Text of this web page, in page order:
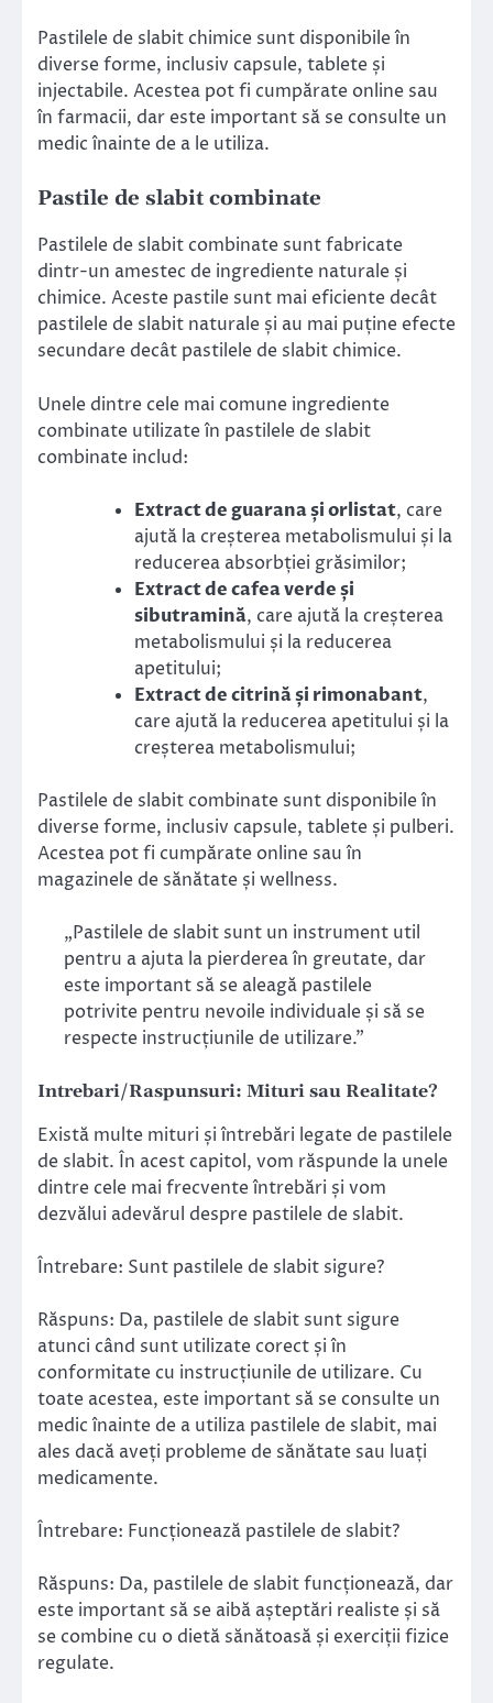
Pastilele de slabit chimice sunt disponibile în
diverse forme, inclusiv capsule, tablete și
injectabile. Acestea pot fi cumpărate online sau
în farmacii, dar este important să se consulte un
medic înainte de a le utiliza.
Pastile de slabit combinate
Pastilele de slabit combinate sunt fabricate
dintr-un amestec de ingrediente naturale și
chimice. Aceste pastile sunt mai eficiente decât
pastilele de slabit naturale și au mai puține efecte
secundare decât pastilele de slabit chimice.
Unele dintre cele mai comune ingrediente
combinate utilizate în pastilele de slabit
combinate includ:
Extract de guarana și orlistat, care
ajută la creșterea metabolismului și la
reducerea absorbției grăsimilor;
Extract de cafea verde și
sibutramină, care ajută la creșterea
metabolismului și la reducerea
apetitului;
Extract de citrină și rimonabant,
care ajută la reducerea apetitului și la
creșterea metabolismului;
Pastilele de slabit combinate sunt disponibile în
diverse forme, inclusiv capsule, tablete și pulberi.
Acestea pot fi cumpărate online sau în
magazinele de sănătate și wellness.
„Pastilele de slabit sunt un instrument util
pentru a ajuta la pierderea în greutate, dar
este important să se aleagă pastilele
potrivite pentru nevoile individuale și să se
respecte instrucțiunile de utilizare.”
Intrebari/Raspunsuri: Mituri sau Realitate?
Există multe mituri și întrebări legate de pastilele
de slabit. În acest capitol, vom răspunde la unele
dintre cele mai frecvente întrebări și vom
dezvălui adevărul despre pastilele de slabit.
Întrebare: Sunt pastilele de slabit sigure?
Răspuns: Da, pastilele de slabit sunt sigure
atunci când sunt utilizate corect și în
conformitate cu instrucțiunile de utilizare. Cu
toate acestea, este important să se consulte un
medic înainte de a utiliza pastilele de slabit, mai
ales dacă aveți probleme de sănătate sau luați
medicamente.
Întrebare: Funcționează pastilele de slabit?
Răspuns: Da, pastilele de slabit funcționează, dar
este important să se aibă așteptări realiste și să
se combine cu o dietă sănătoasă și exerciții fizice
regulate.